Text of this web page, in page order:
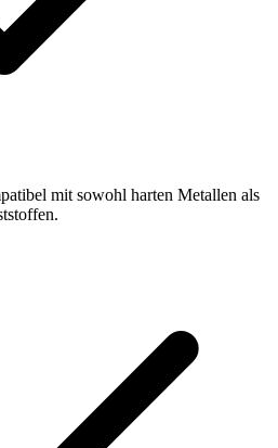
mit sowohl harten Metallen als